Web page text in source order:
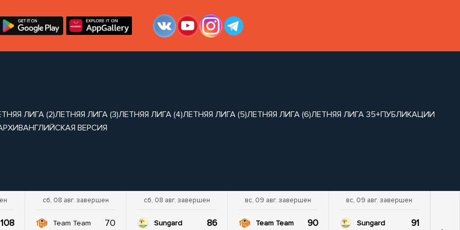
ЛИГА (2)ЛЕТНЯЯ ЛИГА (3)ЛЕТНЯЯ ЛИГА (4)ЛЕТНЯЯ ЛИГА (5)ЛЕТНЯЯ ЛИГА (6)ЛЕТНЯЯ ЛИГА 35+ПУБЛИКАЦИИ
АНГЛИЙСКАЯ ВЕРСИЯ
108
сб, 08 авг. завершен
Team Team 70
сб, 08 авг. завершен
Sungard 86
вс, 09 авг. завершен
Team Team 90
вс, 09 авг. завершен
Sungard 91